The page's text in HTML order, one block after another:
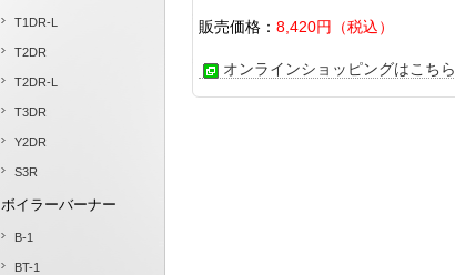
販売価格： 8,420円（税込）
オンラインショッピングはこちら
T1DR-L
T2DR
T2DR-L
T3DR
Y2DR
S3R
ボイラーバーナー
B-1
BT-1